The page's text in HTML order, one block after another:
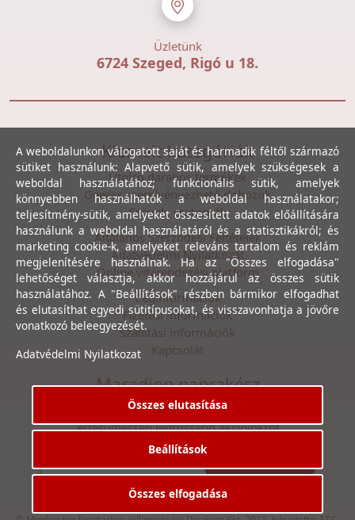
Üzletünk
6724 Szeged, Rigó u 18.
Kiemelt kategóriák
Utolsó darabos termékek
Gewiss szerelvényezhető dobozok
Csövek, csatornák
Általános Szerződési Feltételek
Adatvédelmi Nyilatkozat
Online vitarendezési platform
Céginformációk
Fizetési információk
Szállítási információk
Kapcsolat
Maradjon naprakész
Íratkozzon fel hírlevelünkre, hogy első kézből
értesülhessen legfrissebb akcióinkról
Elfogadom azAdatvédelmi Nyilatkozat
A weboldalunkon válogatott saját és harmadik féltől származó
sütiket használunk: Alapvető sütik, amelyek szükségesek a
weboldal használatához; funkcionális sütik, amelyek
könnyebben használhatók a weboldal használatakor;
teljesítmény-sütik, amelyeket összesített adatok előállítására
használunk a weboldal használatáról és a statisztikákról; és
marketing cookie-k, amelyeket releváns tartalom és reklám
megjelenítésére használnak. Ha az "Összes elfogadása"
lehetőséget választja, akkor hozzájárul az összes sütik
használatához. A "Beállítások" részben bármikor elfogadhat
és elutasíthat egyedi sütitípusokat, és visszavonhatja a jövőre
vonatkozó beleegyezését.
Adatvédelmi Nyilatkozat
Összes elutasítása
Beállítások
Összes elfogadása